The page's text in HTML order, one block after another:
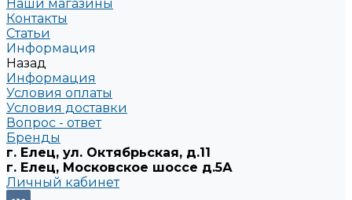
Наши магазины
Контакты
Статьи
Информация
Назад
Информация
Условия оплаты
Условия доставки
Вопрос - ответ
Бренды
г. Елец, ул. Октябрьская, д.11
г. Елец, Московское шоссе д.5А
Личный кабинет